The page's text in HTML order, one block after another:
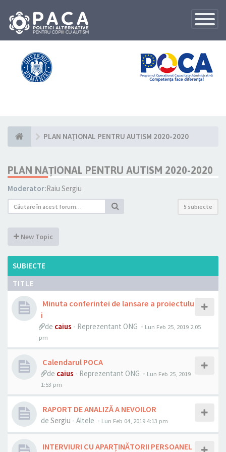
Toggle
PLAN NAȚIONAL PENTRU AUTISM 2020-2020
PLAN NAȚIONAL PENTRU AUTISM 2020-2020
Moderator:Raiu Sergiu
5 subiecte
New Topic
SUBIECTE
TITLE
Minuta conferintei de lansare a proiectulu
i
de caius - Reprezentant ONG - Lun Feb 25, 2019 2:05
pm
Calendarul POCA
de caius - Reprezentant ONG - Lun Feb 25, 2019
1:53 pm
RAPORT DE ANALIZĂ A NEVOILOR
de Sergiu - Altele - Lun Feb 04, 2019 4:13 pm
INTERVIURI CU APARȚINĂTORII PERSOANEL